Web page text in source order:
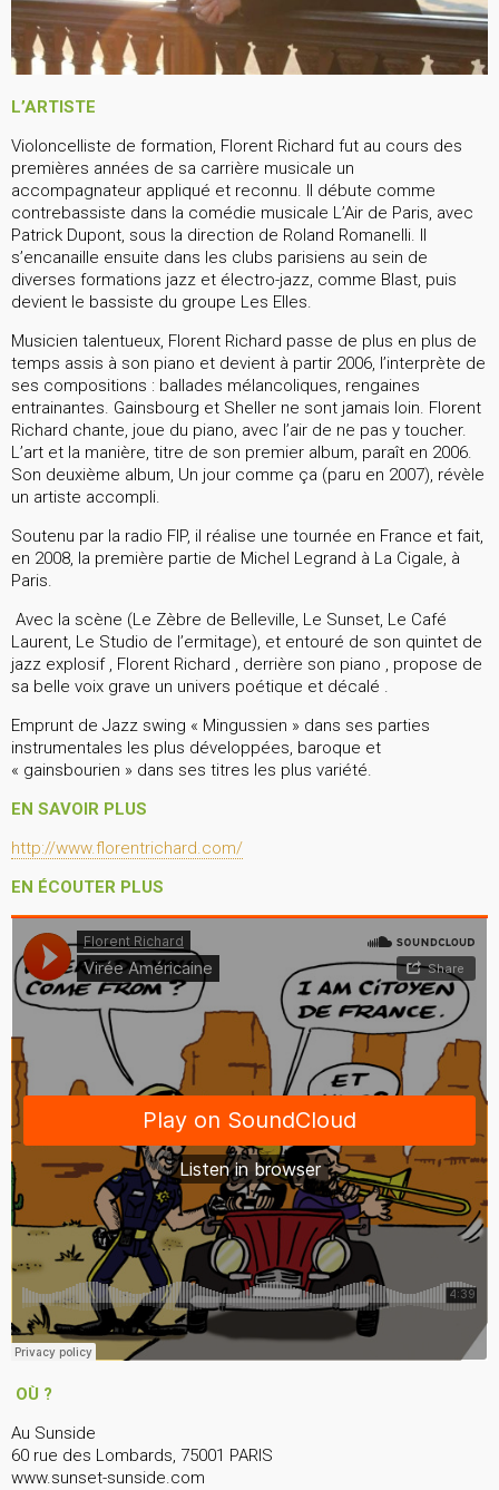
L’ARTISTE
Violoncelliste de formation, Florent Richard fut au cours des
premières années de sa carrière musicale un
accompagnateur appliqué et reconnu. Il débute comme
contrebassiste dans la comédie musicale L’Air de Paris, avec
Patrick Dupont, sous la direction de Roland Romanelli. Il
s’encanaille ensuite dans les clubs parisiens au sein de
diverses formations jazz et électro-jazz, comme Blast, puis
devient le bassiste du groupe Les Elles.
Musicien talentueux, Florent Richard passe de plus en plus de
temps assis à son piano et devient à partir 2006, l’interprète de
ses compositions : ballades mélancoliques, rengaines
entrainantes. Gainsbourg et Sheller ne sont jamais loin. Florent
Richard chante, joue du piano, avec l’air de ne pas y toucher.
L’art et la manière, titre de son premier album, paraît en 2006.
Son deuxième album, Un jour comme ça (paru en 2007), révèle
un artiste accompli.
Soutenu par la radio FIP, il réalise une tournée en France et fait,
en 2008, la première partie de Michel Legrand à La Cigale, à
Paris.
Avec la scène (Le Zèbre de Belleville, Le Sunset, Le Café
Laurent, Le Studio de l’ermitage), et entouré de son quintet de
jazz explosif , Florent Richard , derrière son piano , propose de
sa belle voix grave un univers poétique et décalé .
Emprunt de Jazz swing « Mingussien » dans ses parties
instrumentales les plus développées, baroque et
« gainsbourien » dans ses titres les plus variété.
EN SAVOIR PLUS
http://www.florentrichard.com/
EN ÉCOUTER PLUS
OÙ ?
Au Sunside
60 rue des Lombards, 75001 PARIS
www.sunset-sunside.com